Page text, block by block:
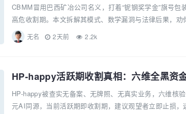
CBMM冒用巴西矿冶公司名义，打着“铌钢奖学金”旗号
高危收割期。本文拆解其模式、数学漏洞与法律后果，
无名 2天前 2.2k
HP-happy活跃期收割真相：六维全黑资
HP-happy被查实无备案、无牌照、无真实业务，六维核
元AI同源，当前活跃期即收割期，建议观望者立即止损